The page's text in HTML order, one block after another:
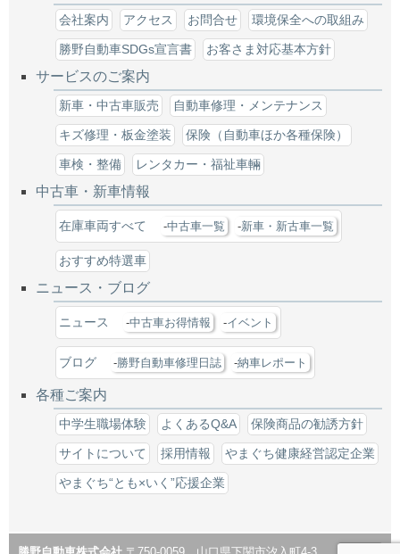
会社案内 アクセス お問合せ 環境保全への取組み
勝野自動車SDGs宣言書 お客さま対応基本方針
サービスのご案内
新車・中古車販売 自動車修理・メンテナンス
キズ修理・板金塗装 保険（自動車ほか各種保険）
車検・整備 レンタカー・福祉車輛
中古車・新車情報
在庫車両すべて 中古車一覧 新車・新古車一覧
おすすめ特選車
ニュース・ブログ
ニュース 中古車お得情報 イベント
ブログ 勝野自動車修理日誌 納車レポート
各種ご案内
中学生職場体験 よくあるQ&A 保険商品の勧誘方針
サイトについて 採用情報 やまぐち健康経営認定企業
やまぐち“とも×いく”応援企業